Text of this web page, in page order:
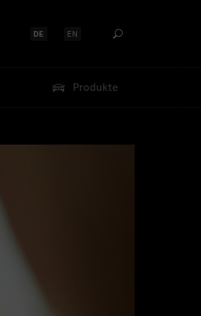
Sprache auswählen:
DE Sprache auswählen:
EN
Produkte